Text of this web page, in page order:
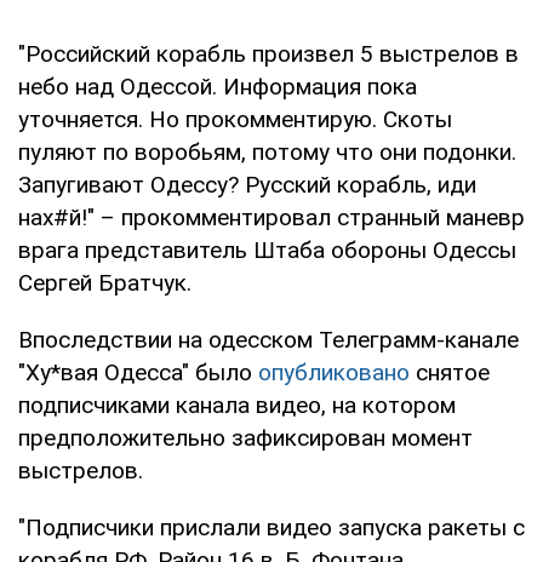
"Российский корабль произвел 5 выстрелов в
небо над Одессой. Информация пока
уточняется. Но прокомментирую. Скоты
пуляют по воробьям, потому что они подонки.
Запугивают Одессу? Русский корабль, иди
нах#й!" – прокомментировал странный маневр
врага представитель Штаба обороны Одессы
Сергей Братчук.
Впоследствии на одесском Телеграмм-канале
"Ху*вая Одесса" было опубликовано снятое
подписчиками канала видео, на котором
предположительно зафиксирован момент
выстрелов.
"Подписчики прислали видео запуска ракеты с